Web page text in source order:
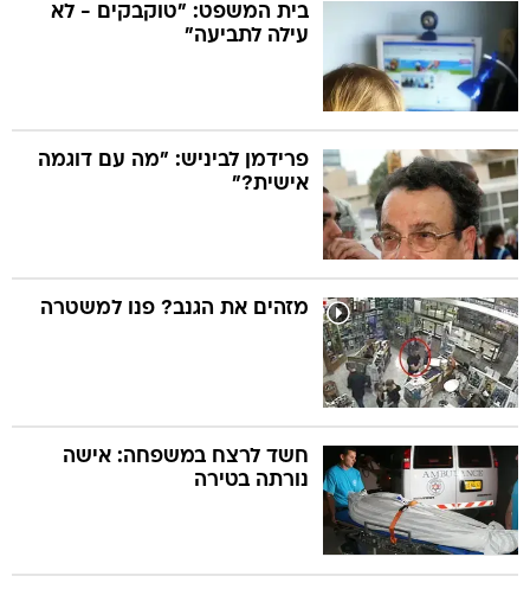
בית המשפט: "טוקבקים - לא
עילה לתביעה"
פרידמן לביניש: "מה עם דוגמה
אישית?"
מזהים את הגנב? פנו למשטרה
חשד לרצח במשפחה: אישה
נורתה בטירה